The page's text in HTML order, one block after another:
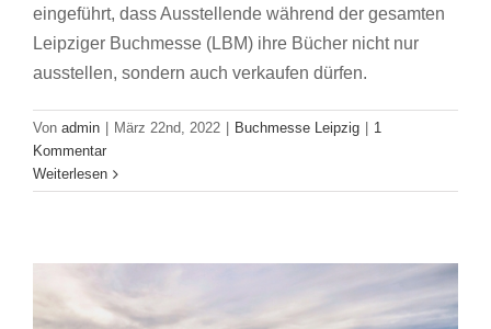
eingeführt, dass Ausstellende während der gesamten
Leipziger Buchmesse (LBM) ihre Bücher nicht nur
ausstellen, sondern auch verkaufen dürfen.
Von admin März 22nd, 2022 Buchmesse Leipzig
1
Kommentar
Weiterlesen
5 Tipps für gebrochene Bücherherzen in
Leipzig